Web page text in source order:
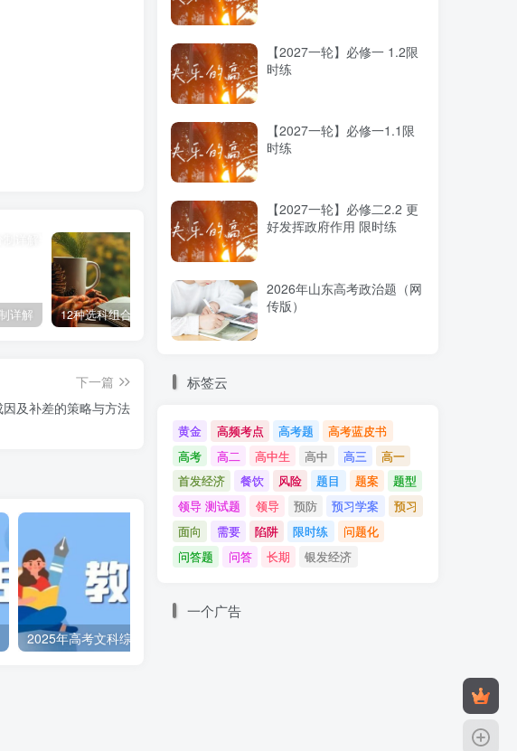
题目，以区分不
质量。
详解 12种选科组合优劣势
下一篇
及补差的策略与方法
【2027一轮】必修一 1.2限
时练
【2027一轮】必修一1.1限
时练
【2027一轮】必修二2.2 更
好发挥政府作用 限时练
2026年山东高考政治题（网
传版）
标签云
黄金 高频考点 高考题
高考蓝皮书
高考
高二 高中生 高中 高三
高一
首发经济
餐饮 风险 题目 题案
题型
领导 测试题
领导 预防 预习学案
预习
面向
需要 陷阱 限时练
问题化
问答题
问答 长期 银发经济
一个广告